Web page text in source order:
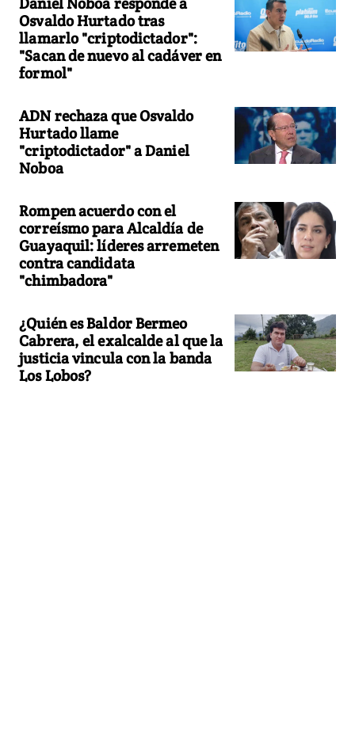
Osvaldo Hurtado tras
llamarlo "criptodictador":
"Sacan de nuevo al cadáver en
formol"
ADN rechaza que Osvaldo
Hurtado llame
"criptodictador" a Daniel
Noboa
Rompen acuerdo con el
correísmo para Alcaldía de
Guayaquil: líderes arremeten
contra candidata
"chimbadora"
¿Quién es Baldor Bermeo
Cabrera, el exalcalde al que la
justicia vincula con la banda
Los Lobos?